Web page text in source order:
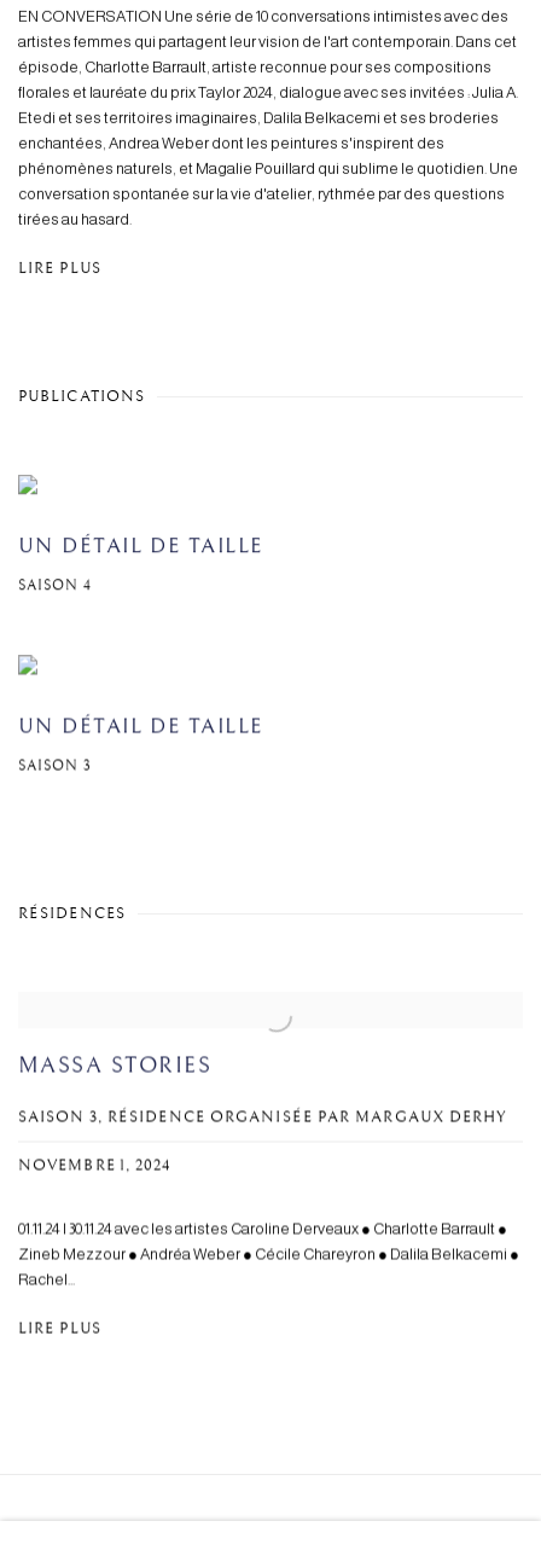
EN CONVERSATION Une série de 10 conversations intimistes avec des
artistes femmes qui partagent leur vision de l'art contemporain. Dans cet
épisode, Charlotte Barrault, artiste reconnue pour ses compositions
florales et lauréate du prix Taylor 2024, dialogue avec ses invitées : Julia A.
Etedi et ses territoires imaginaires, Dalila Belkacemi et ses broderies
enchantées, Andrea Weber dont les peintures s'inspirent des
phénomènes naturels, et Magalie Pouillard qui sublime le quotidien. Une
conversation spontanée sur la vie d'atelier, rythmée par des questions
tirées au hasard.
LIRE PLUS
PUBLICATIONS
UN DÉTAIL DE TAILLE
SAISON 4
UN DÉTAIL DE TAILLE
SAISON 3
RÉSIDENCES
MASSA STORIES
SAISON 3, RÉSIDENCE ORGANISÉE PAR MARGAUX DERHY
NOVEMBRE 1, 2024
01.11.24 I 30.11.24 avec les artistes Caroline Derveaux ● Charlotte Barrault ●
Zineb Mezzour ● Andréa Weber ● Cécile Chareyron ● Dalila Belkacemi ●
Rachel...
LIRE PLUS